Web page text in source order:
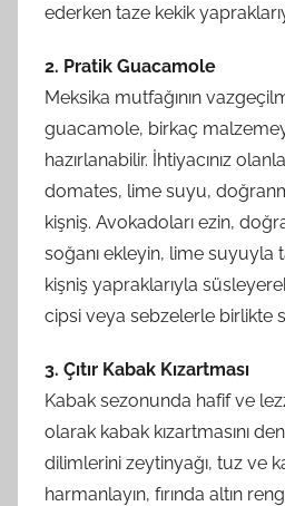
ederken taze kekik
2. Pratik Guacamole
Meksika mutfağının
guacamole, birkaç
hazırlanabilir. İhtiyacınız
domates, lime suyu,
kişniş. Avokadoları ezin,
soğanı ekleyin, lime suyuyla
kişniş yapraklarıyla
cipsi veya sebzelerle birlikte
3. Çıtır Kabak Kızartması
Kabak sezonunda hafif ve
olarak kabak kızartmasını
dilimlerini zeytinyağı, tuz ve
harmanlayın, fırında altın